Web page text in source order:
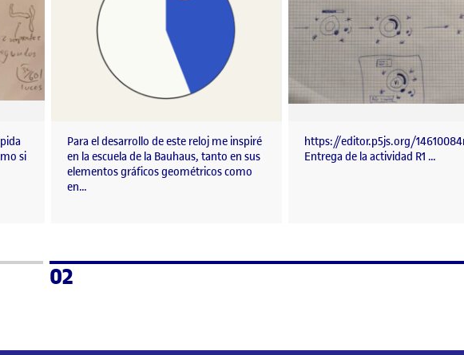
si
Para el desarrollo de este reloj me inspiré
en la escuela de la Bauhaus, tanto en sus
elementos gráficos geométricos como
en…
https://editor.p5js.org/
Entrega de la actividad R1 …
Página
02